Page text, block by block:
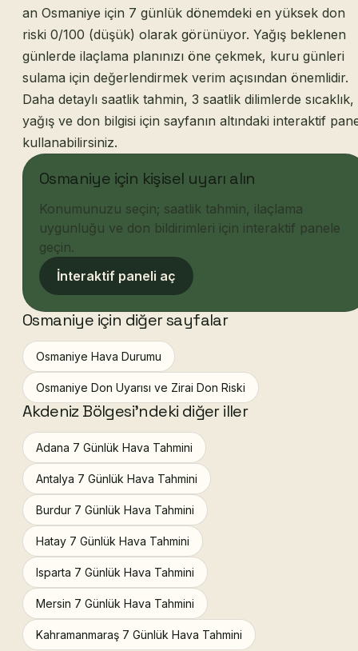
an Osmaniye için 7 günlük dönemdeki en yüksek don
riski 0/100 (düşük) olarak görünüyor. Yağış beklenen
günlerde ilaçlama planınızı öne çekmek, kuru günleri
sulama için değerlendirmek verim açısından önemlidir.
Daha detaylı saatlik tahmin, 3 saatlik dilimlerde sıcaklık,
yağış ve don bilgisi için sayfanın altındaki interaktif
kullanabilirsiniz.
Osmaniye için kişisel uyarı alın
Konumunuzu seçin; saatlik tahmin, ilaçlama
uygunluğu ve don bildirimleri için interaktif panele
geçin.
İnteraktif paneli aç
Osmaniye için diğer sayfalar
Osmaniye Hava Durumu
Osmaniye Don Uyarısı ve Zirai Don Riski
Akdeniz Bölgesi'ndeki diğer iller
Adana 7 Günlük Hava Tahmini
Antalya 7 Günlük Hava Tahmini
Burdur 7 Günlük Hava Tahmini
Hatay 7 Günlük Hava Tahmini
Isparta 7 Günlük Hava Tahmini
Mersin 7 Günlük Hava Tahmini
Kahramanmaraş 7 Günlük Hava Tahmini